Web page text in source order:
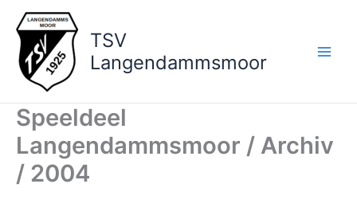
Inhalt
springen
TSV
Langendammsmoor
Speeldeel
Langendammsmoor / Archiv
/ 2004